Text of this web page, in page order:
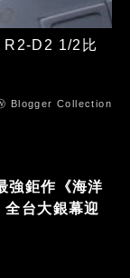
R2-D2 1/2比
Blogger Collection
強鉅作《海洋
台大銀幕迎